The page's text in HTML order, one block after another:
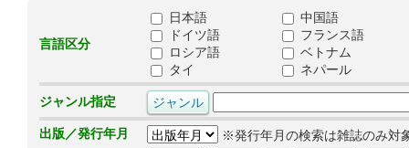
言語区分
日本語
中国語
ドイツ語
フランス語
ロシア語
ベトナム
タイ
ネパール
ジャンル指定
出版／発行年月
※発行年月の検索は雑誌のみ対